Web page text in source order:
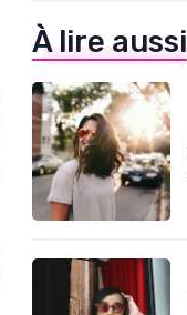
À lire aussi